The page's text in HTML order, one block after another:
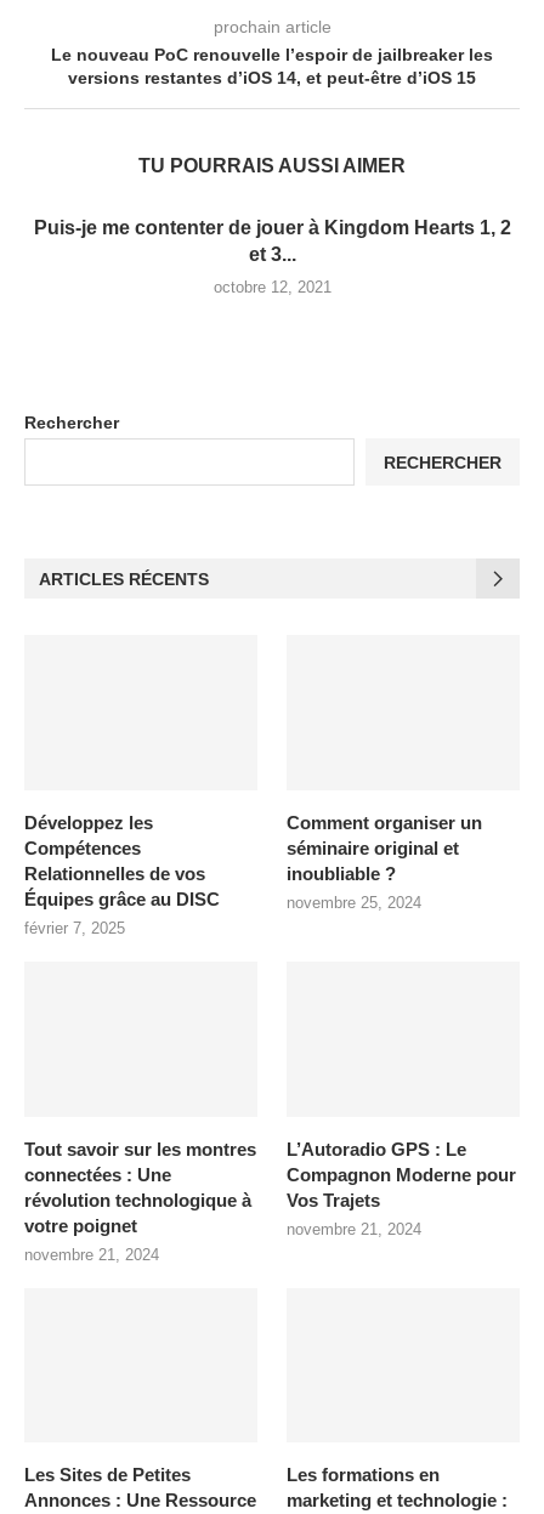
prochain article
Le nouveau PoC renouvelle l’espoir de jailbreaker les
versions restantes d’iOS 14, et peut-être d’iOS 15
TU POURRAIS AUSSI AIMER
Puis-je me contenter de jouer à Kingdom Hearts 1, 2
et 3...
octobre 12, 2021
Rechercher
RECHERCHER
ARTICLES RÉCENTS
Développez les
Compétences
Relationnelles de vos
Équipes grâce au DISC
février 7, 2025
Comment organiser un
séminaire original et
inoubliable ?
novembre 25, 2024
Tout savoir sur les montres
connectées : Une
révolution technologique à
votre poignet
novembre 21, 2024
L’Autoradio GPS : Le
Compagnon Moderne pour
Vos Trajets
novembre 21, 2024
Les Sites de Petites
Annonces : Une Ressource
Les formations en
marketing et technologie :